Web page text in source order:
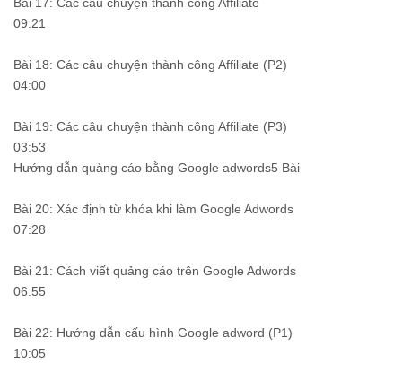
09:21
Bài 18: Các câu chuyện thành công Affiliate (P2)
04:00
Bài 19: Các câu chuyện thành công Affiliate (P3)
03:53
Hướng dẫn quảng cáo bằng Google adwords5 Bài
Bài 20: Xác định từ khóa khi làm Google Adwords
07:28
Bài 21: Cách viết quảng cáo trên Google Adwords
06:55
Bài 22: Hướng dẫn cấu hình Google adword (P1)
10:05